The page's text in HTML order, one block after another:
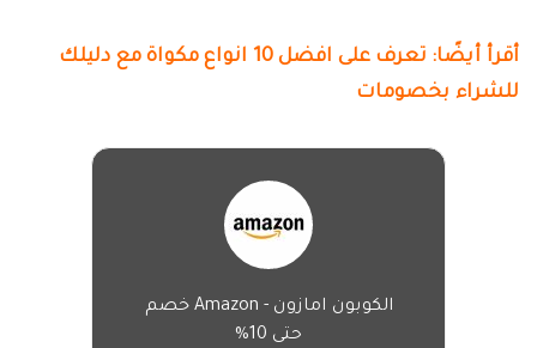
أقرأ أيضًا: تعرف على افضل 10 انواع مكواة مع دليلك
للشراء بخصومات
الكوبون امازون - Amazon خصم
حتى 10%